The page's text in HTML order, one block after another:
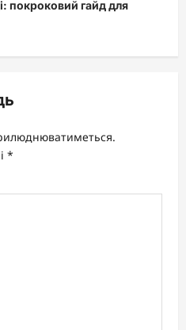
покроковий гайд для
*